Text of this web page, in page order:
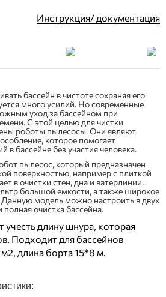
Инструкция/ документация
бассейн в чистоте сохраняя его
много усилий. Но современные
уход за бассейном при
С этой целью для чистки
роботы пылесосы. Они являют
которое помогает
в бассейне без участия человека.
пылесос, который предназначен
поверхностью, например с плиткой
в очистки стен, дна и ватерлинии.
большой емкости, а также широкое
модель можно настроить в двух
очистка бассейна.
учесть длину шнура, которая
Подходит для бассейнов
длина борта 15*8 м.